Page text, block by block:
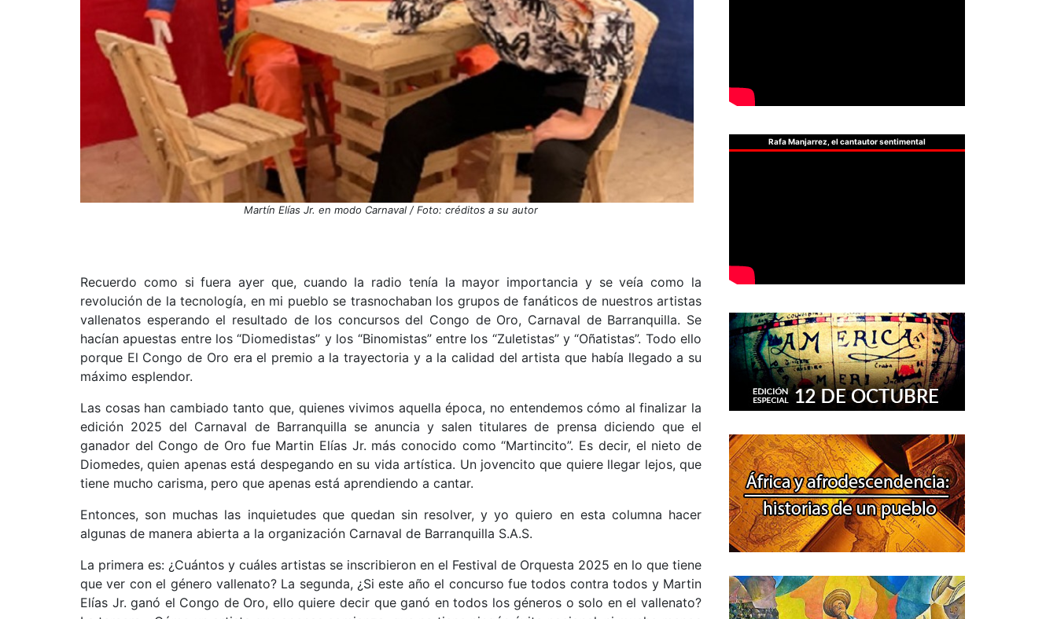
Martín Elías Jr. en modo Carnaval / Foto: créditos a su autor
Recuerdo como si fuera ayer que, cuando la radio tenía la mayor importancia y se veía como la
revolución de la tecnología, en mi pueblo se trasnochaban los grupos de fanáticos de nuestros artistas
vallenatos esperando el resultado de los concursos del Congo de Oro, Carnaval de Barranquilla. Se
hacían apuestas entre los “Diomedistas” y los “Binomistas” entre los “Zuletistas” y “Oñatistas”. Todo ello
porque El Congo de Oro era el premio a la trayectoria y a la calidad del artista que había llegado a su
máximo esplendor.
Las cosas han cambiado tanto que, quienes vivimos aquella época, no entendemos cómo al finalizar la
edición 2025 del Carnaval de Barranquilla se anuncia y salen titulares de prensa diciendo que el
ganador del Congo de Oro fue Martin Elías Jr. más conocido como “Martincito”. Es decir, el nieto de
Diomedes, quien apenas está despegando en su vida artística. Un jovencito que quiere llegar lejos, que
tiene mucho carisma, pero que apenas está aprendiendo a cantar.
Entonces, son muchas las inquietudes que quedan sin resolver, y yo quiero en esta columna hacer
algunas de manera abierta a la organización Carnaval de Barranquilla S.A.S.
La primera es: ¿Cuántos y cuáles artistas se inscribieron en el Festival de Orquesta 2025 en lo que tiene
que ver con el género vallenato? La segunda, ¿Si este año el concurso fue todos contra todos y Martin
Elías Jr. ganó el Congo de Oro, ello quiere decir que ganó en todos los géneros o solo en el vallenato?
Rafa Manjarrez, el cantautor sentimental